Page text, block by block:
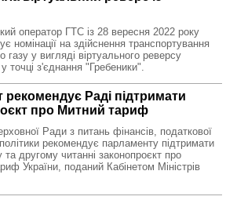
оператор ГТС із 28 вересня 2022 року
номінації на здійснення транспортування
газу у вигляді віртуального реверсу
точці з'єднання "Гребеники".
рекомендує Раді підтримати
про Митний тариф
Ради з питань фінансів, податкової
рекомендує парламенту підтримати
другому читанні законопроєкт про
України, поданий Кабінетом Міністрів